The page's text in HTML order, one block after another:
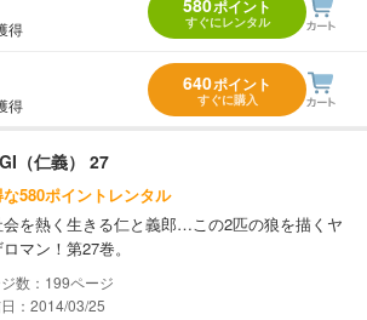
得
580ポイント
すぐにレンタル
得
640ポイント
すぐに購入
（仁義） 27
な580ポイントレンタル
会を熱く生きる仁と義郎…この2匹の狼を描くヤ
マン！第27巻。
199
：2014/03/25